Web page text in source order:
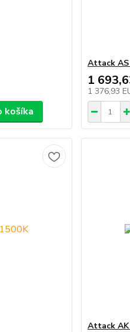
košíka
Attack AS
1
1 376,93
Attack AK